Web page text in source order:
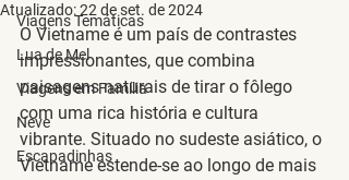
Viagens Temáticas
Lua de Mel
Viagens em Família
Neve
Escapadinhas
Atualizado:22 de set. de 2024
O Vietname é um país de contrastes
impressionantes, que combina
paisagens naturais de tirar o fôlego
com uma rica história e cultura
vibrante. Situado no sudeste asiático, o
Vietname estende-se ao longo de mais